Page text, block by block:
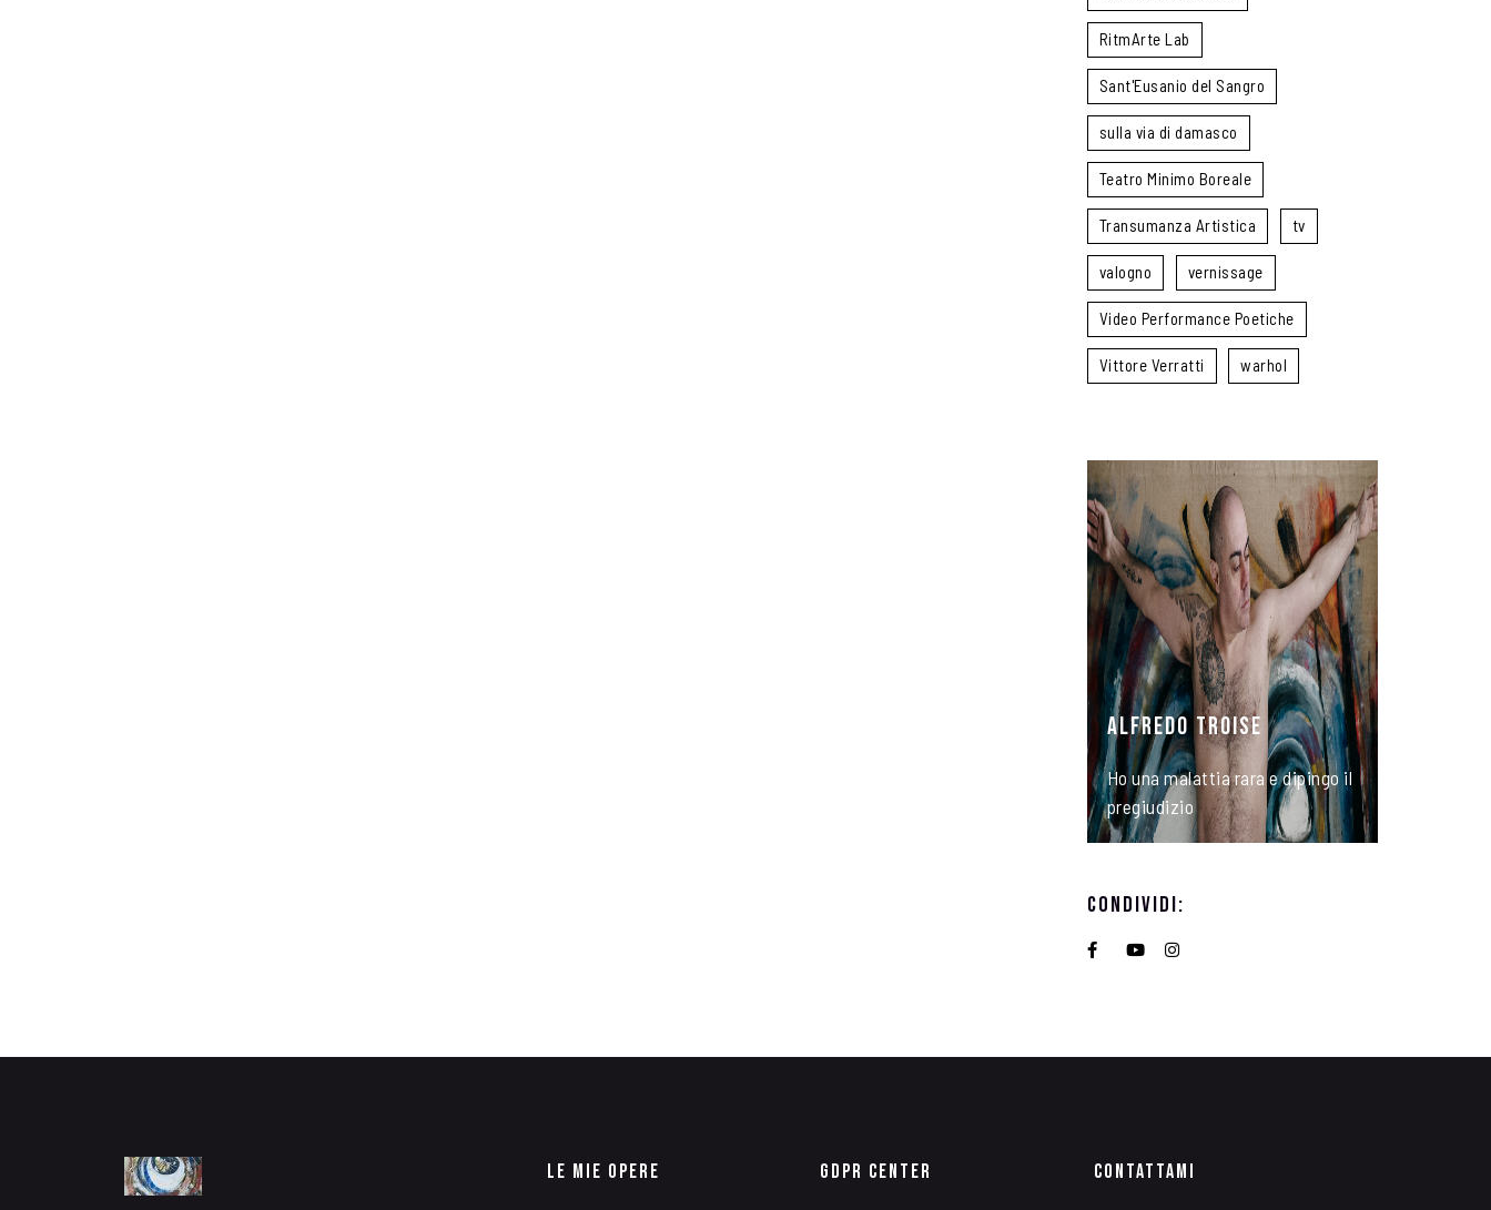
RitmArte Lab
Sant'Eusanio del Sangro
sulla via di damasco
Teatro Minimo Boreale
Transumanza Artistica tv
valogno vernissage
Video Performance Poetiche
Vittore Verratti warhol
ALFREDO TROISE
Ho una malattia rara e dipingo il
pregiudizio
Condividi:
Le Mie Opere GDPR Center Contattami